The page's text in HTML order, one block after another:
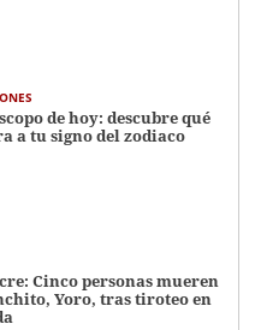
de hoy: descubre qué
a tu signo del zodiaco
Cinco personas mueren
Yoro, tras tiroteo en